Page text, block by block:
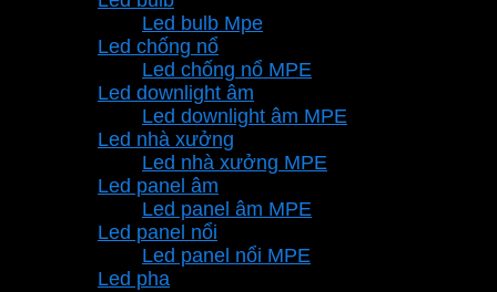
Led bulb Mpe
Led chống nổ
Led chống nổ MPE
Led downlight âm
Led downlight âm MPE
Led nhà xưởng
Led nhà xưởng MPE
Led panel âm
Led panel âm MPE
Led panel nổi
Led panel nổi MPE
Led pha